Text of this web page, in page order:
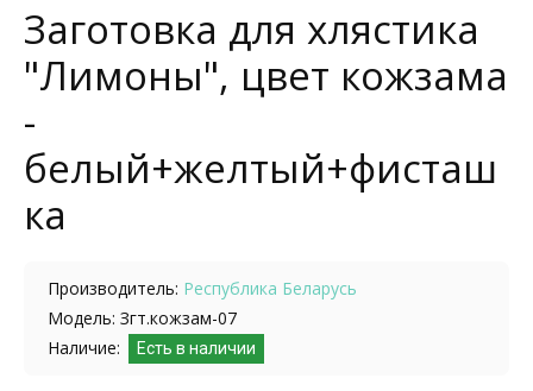
Заготовка для хлястика
"Лимоны", цвет кожзама
-
белый+желтый+фисташ
ка
Производитель: Республика Беларусь
Модель: Згт.кожзам-07
Наличие:
Есть в наличии